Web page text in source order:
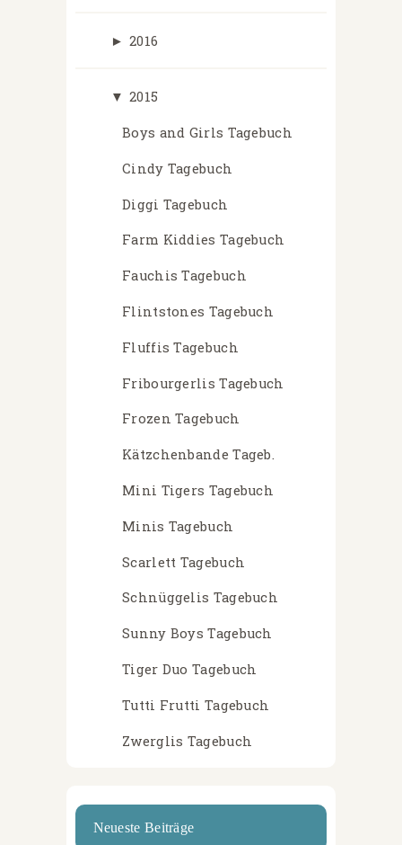
► 2016
▼ 2015
Boys and Girls Tagebuch
Cindy Tagebuch
Diggi Tagebuch
Farm Kiddies Tagebuch
Fauchis Tagebuch
Flintstones Tagebuch
Fluffis Tagebuch
Fribourgerlis Tagebuch
Frozen Tagebuch
Kätzchenbande Tageb.
Mini Tigers Tagebuch
Minis Tagebuch
Scarlett Tagebuch
Schnüggelis Tagebuch
Sunny Boys Tagebuch
Tiger Duo Tagebuch
Tutti Frutti Tagebuch
Zwerglis Tagebuch
Neueste Beiträge